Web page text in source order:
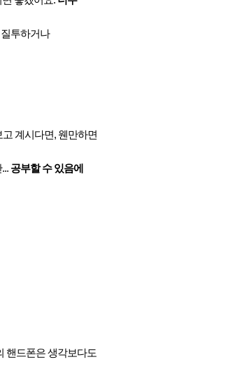
투하거나
계시다면, 웬만하면
공부할 수 있음에
핸드폰은 생각보다도